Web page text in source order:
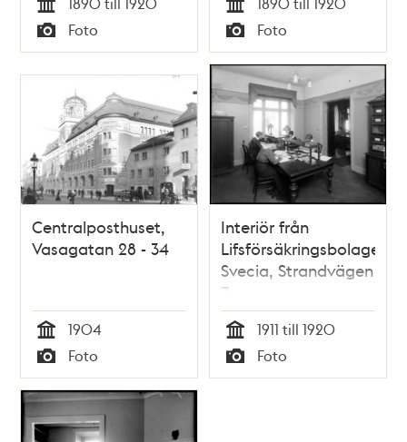
Tid
Typ
Foto Tid
Typ
Foto
Centralposthuset,
Vasagatan 28 - 34
Tid
1904
Typ
Foto
Interiör från
Lifsförsäkringsbolaget
Svecia, Strandvägen
7
Tid
1911 till 1920
Typ
Foto